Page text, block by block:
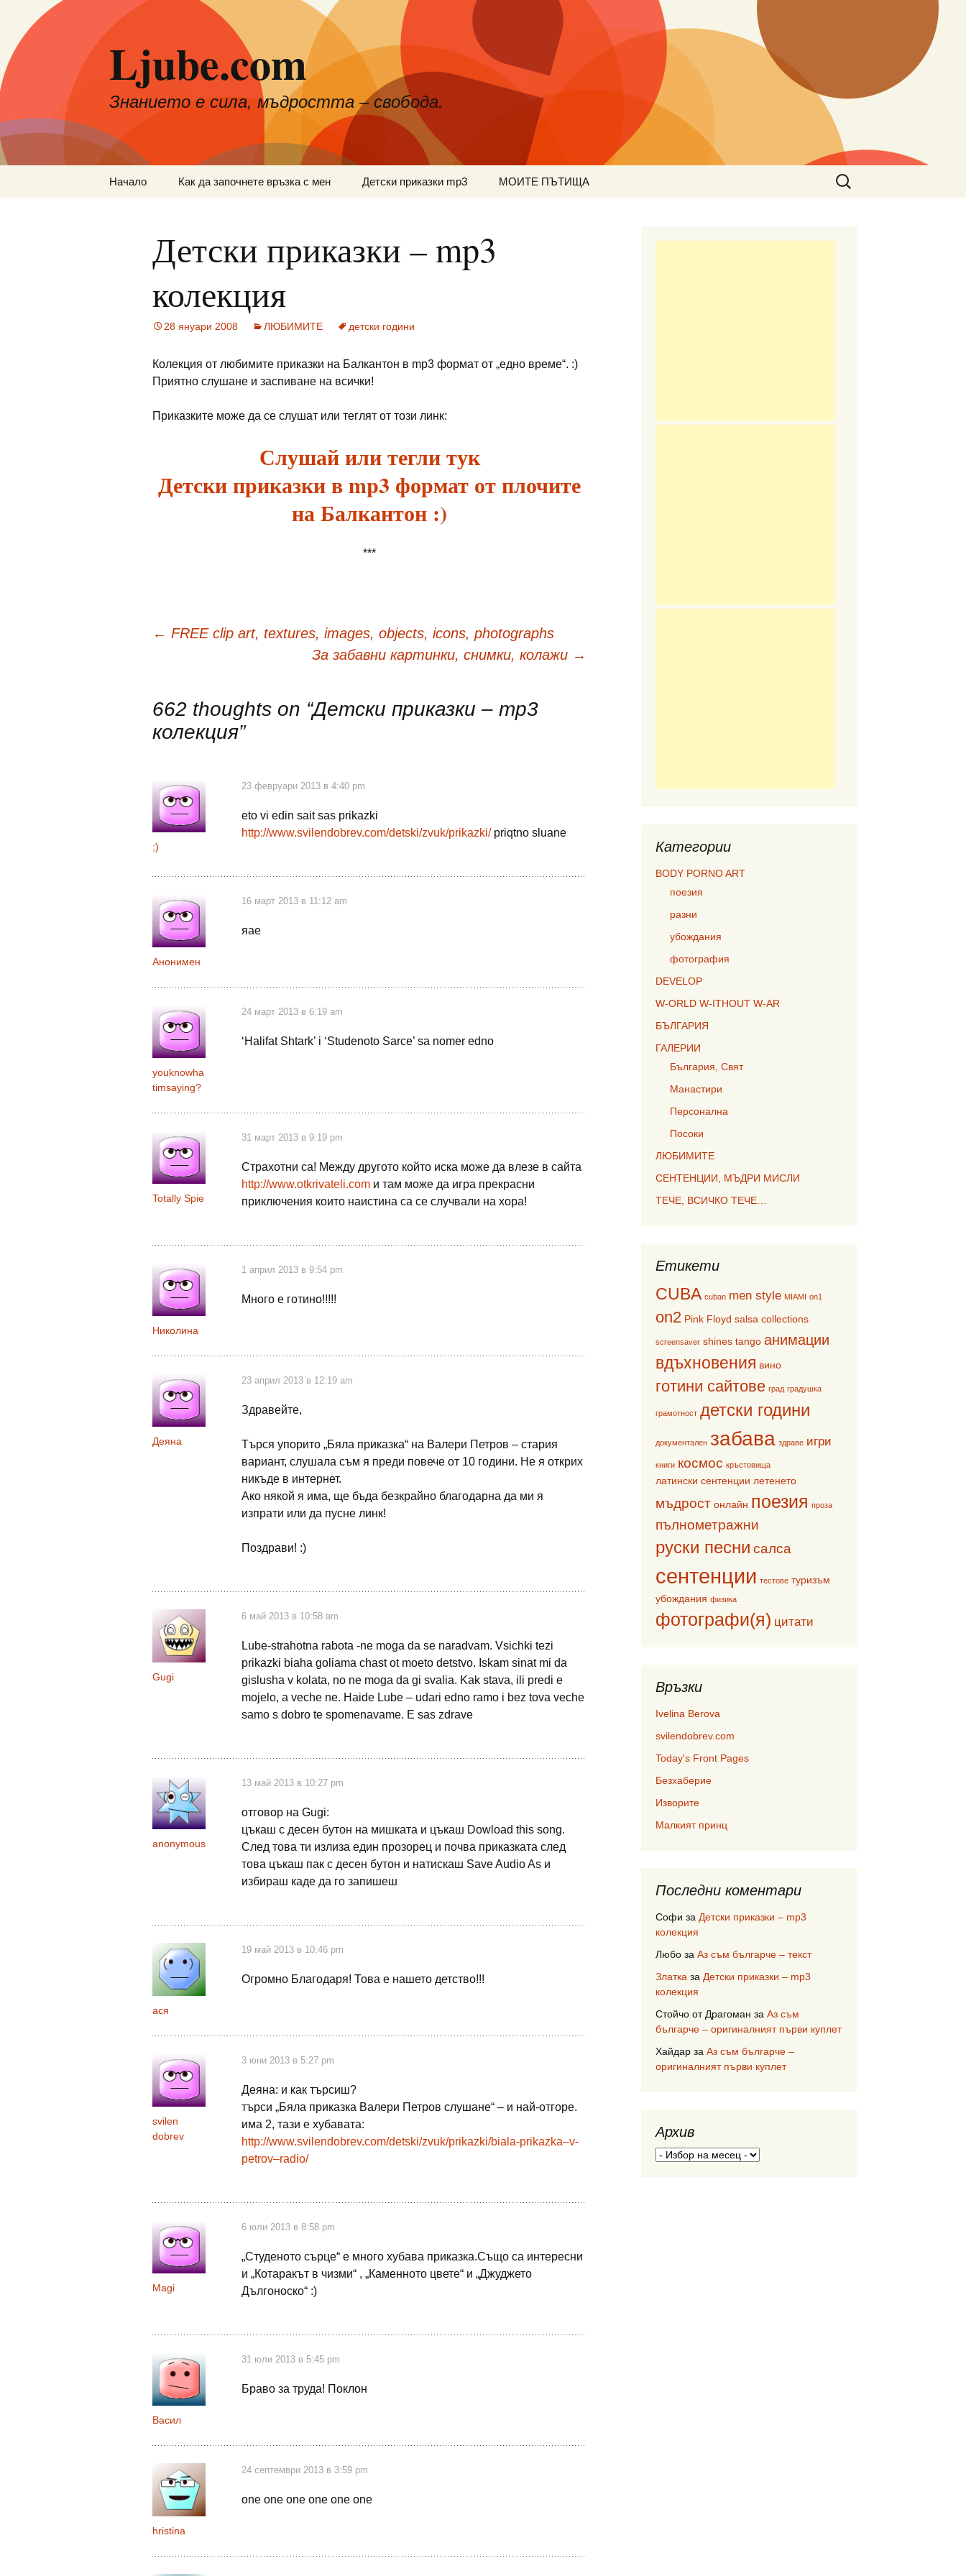
съдържанието
Ljube.com
Знанието е сила, мъдростта – свобода.
Начало Как да започнете връзка с мен Детски приказки mp3 МОИТЕ ПЪТИЩА
Търсене
за:
Детски приказки – mp3
колекция
28 януари 2008 ЛЮБИМИТЕ детски години
Колекция от любимите приказки на Балкантон в mp3 формат от „едно време“. :)
Приятно слушане и заспиване на всички!
Приказките може да се слушат или теглят от този линк:
Слушай или тегли тук
Детски приказки в mp3 формат от плочите
на Балкантон :)
***
Навигация
публикациите
← FREE clip art, textures, images, objects, icons, photographs
За забавни картинки, снимки, колажи →
662 thoughts on “Детски приказки – mp3
колекция”
;)
23 февруари 2013 в 4:40 pm
eto vi edin sait sas prikazki
http://www.svilendobrev.com/detski/zvuk/prikazki/priqtno sluane
Анонимен
16 март 2013 в 11:12 am
яае
youknowha
timsaying?
24 март 2013 в 6:19 am
‘Halifat Shtark’ i ‘Studenoto Sarce’ sa nomer edno
Totally Spie
31 март 2013 в 9:19 pm
Страхотни са! Между другото който иска може да влезе в сайта
http://www.otkrivateli.com и там може да игра прекрасни
приключения които наистина са се случвали на хора!
Николина
1 април 2013 в 9:54 pm
Много е готино!!!!!
Деяна
23 април 2013 в 12:19 am
Здравейте,
Търся упорито „Бяла приказка“ на Валери Петров – стария
вариант, слушала съм я преди повече от 10 години. Не я открих
никъде в интернет.
Ако някой я има, ще бъда безкрайно благодарна да ми я
изпрати или да пусне линк!
Поздрави! :)
Gugi
6 май 2013 в 10:58 am
Lube-strahotna rabota -ne moga da se naradvam. Vsichki tezi
prikazki biaha goliama chast ot moeto detstvo. Iskam sinat mi da
gislusha v kolata, no ne moga da gi svalia. Kak stava, ili predi e
mojelo, a veche ne. Haide Lube – udari edno ramo i bez tova veche
samo s dobro te spomenavame. E sas zdrave
anonymous
13 май 2013 в 10:27 pm
отговор на Gugi:
цъкаш с десен бутон на мишката и цъкаш Dowload this song.
След това ти излиза един прозорец и почва приказката след
това цъкаш пак с десен бутон и натискаш Save Audio As и
избираш каде да го запишеш
ася
19 май 2013 в 10:46 pm
Огромно Благодаря! Това е нашето детство!!!
svilen
dobrev
3 юни 2013 в 5:27 pm
Деяна: и как търсиш?
търси „Бяла приказка Валери Петров слушане“ – и най-отгоре.
има 2, тази е хубавата:
http://www.svilendobrev.com/detski/zvuk/prikazki/biala-prikazka–v-
petrov–radio/
Magi
6 юли 2013 в 8:58 pm
„Студеното сърце“ е много хубава приказка.Също са интересни
и „Котаракът в чизми“ , „Каменното цвете“ и „Джуджето
Дългоноско“ :)
Васил
31 юли 2013 в 5:45 pm
Браво за труда! Поклон
hristina
24 септември 2013 в 3:59 pm
one one one one one one
Категории
BODY PORNO ART
поезия
разни
убождания
фотография
DEVELOP
W-ORLD W-ITHOUT W-AR
БЪЛГАРИЯ
ГАЛЕРИИ
България, Свят
Манастири
Персонална
Посоки
ЛЮБИМИТЕ
СЕНТЕНЦИИ, МЪДРИ МИСЛИ
ТЕЧЕ, ВСИЧКО ТЕЧЕ…
Етикети
CUBA cuban men style MIAMI on1
on2 Pink Floyd salsa collections
screensaver shines tango анимации
вдъхновения вино
готини сайтове град градушка
грамотност детски години
документален забава здраве игри
книги космос кръстовища
латински сентенции летенето
мъдрост онлайн поезия проза
пълнометражни
руски песни салса
сентенции тестове туризъм
убождания физика
фотографи(я) цитати
Връзки
Ivelina Berova
svilendobrev.com
Today's Front Pages
Безхаберие
Изворите
Малкият принц
Последни коментари
Софи за Детски приказки – mp3
колекция
Любо за Аз съм българче – текст
Златка за Детски приказки – mp3
колекция
Стойчо от Драгоман за Аз съм
българче – оригиналният първи куплет
Хайдар за Аз съм българче –
оригиналният първи куплет
Архив
Архив